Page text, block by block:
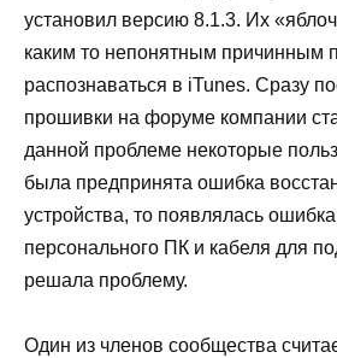
установил версию 8.1.3. Их
каким то непонятным причинным
распознаваться в iTunes. Сразу
прошивки на форуме компании
данной проблеме некоторые
была предпринята ошибка
устройства, то появлялась
персонального ПК и кабеля для
решала проблему.
Один из членов сообщества